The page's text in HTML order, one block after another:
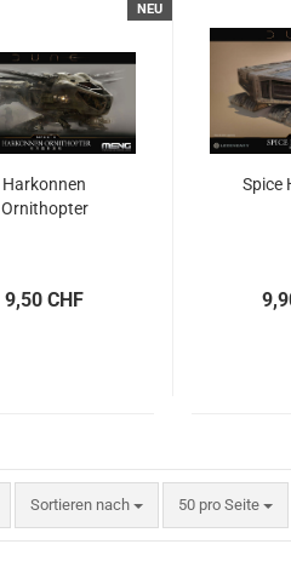
NEU
Harkonnen
Ornithopter
9,50 CHF
Spice
Sortieren nach
Sortieren nach 50 pro Seite
pro Seite